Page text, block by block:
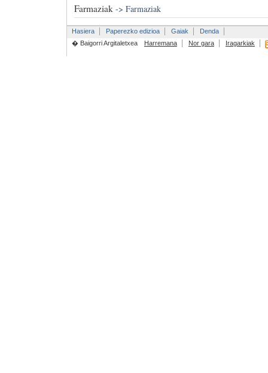
Farmaziak-> Farmaziak
Hasiera Paperezko edizioa Gaiak
Denda
� Baigorri Argitaletxea
Harremana Nor gara Iragarkiak